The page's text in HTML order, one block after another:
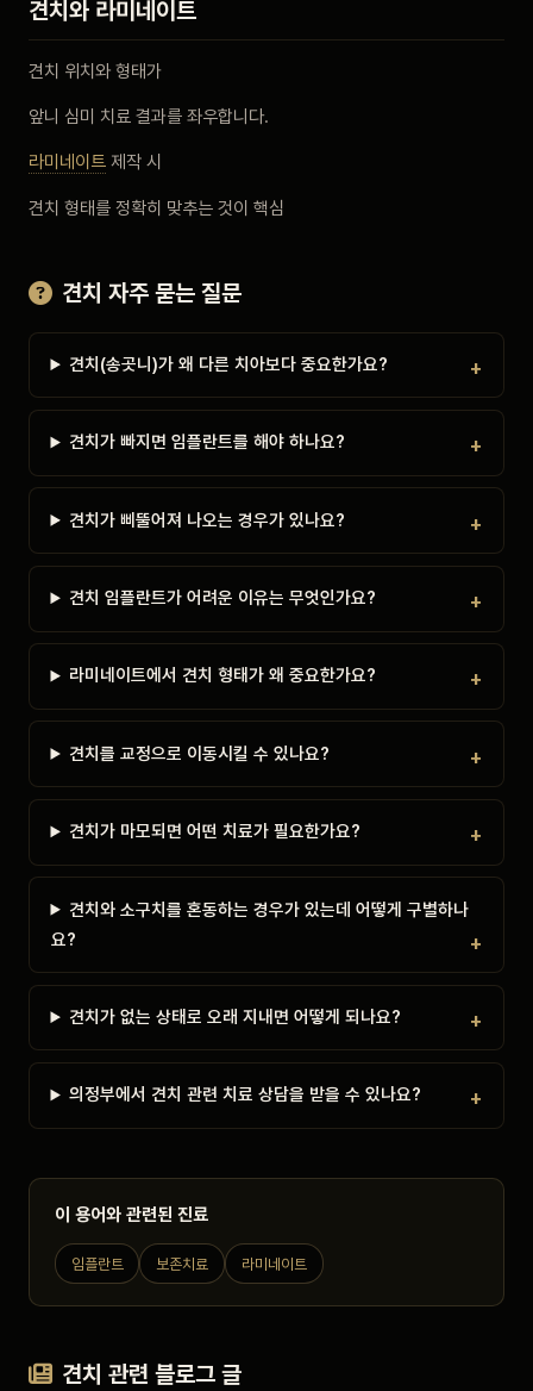
견치와 라미네이트
견치 위치와 형태가
앞니 심미 치료 결과를 좌우합니다.
라미네이트 제작 시
견치 형태를 정확히 맞추는 것이 핵심
견치 자주 묻는 질문
견치(송곳니)가 왜 다른 치아보다 중요한가요?
견치가 빠지면 임플란트를 해야 하나요?
견치가 삐뚤어져 나오는 경우가 있나요?
견치 임플란트가 어려운 이유는 무엇인가요?
라미네이트에서 견치 형태가 왜 중요한가요?
견치를 교정으로 이동시킬 수 있나요?
견치가 마모되면 어떤 치료가 필요한가요?
견치와 소구치를 혼동하는 경우가 있는데 어떻게 구별하나
요?
견치가 없는 상태로 오래 지내면 어떻게 되나요?
의정부에서 견치 관련 치료 상담을 받을 수 있나요?
이 용어와 관련된 진료
임플란트 보존치료 라미네이트
견치 관련 블로그 글